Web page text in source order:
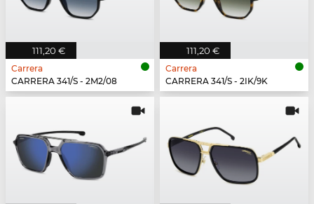
111,20 €
Carrera
CARRERA 341/S - 2M2/08
111,20 €
Carrera
CARRERA 341/S - 2IK/9K